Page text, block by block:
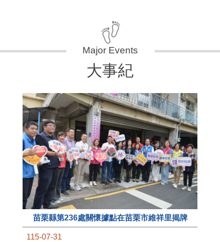
大事紀
苗栗縣第236處關懷據點在苗栗市維祥里揭牌
115-07-31